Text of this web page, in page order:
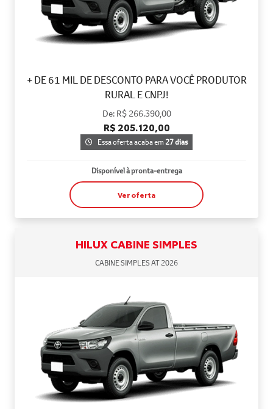
+ DE 61 MIL DE DESCONTO PARA VOCÊ PRODUTOR
RURAL E CNPJ!
De: R$ 266.390,00
R$ 205.120,00
Essa oferta acaba em27 dias
Disponível à pronta-entrega
Ver oferta
HILUX CABINE SIMPLES
CABINE SIMPLES AT 2026